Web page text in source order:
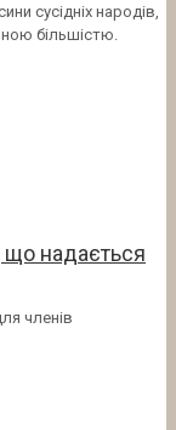
сусідніх народів,
більшістю.
що надається
членів